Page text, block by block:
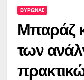
ΒΥΡΩΝΑΣ
Μπαράζ
των